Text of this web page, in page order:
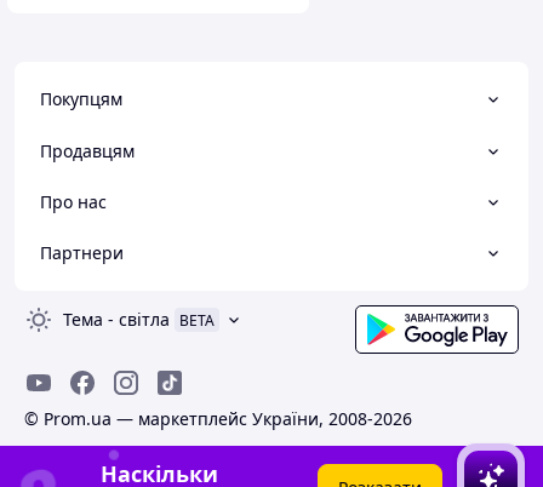
Покупцям
Продавцям
Про нас
Партнери
Тема - світла BETA
© Prom.ua — маркетплейс України, 2008-2026
Наскільки